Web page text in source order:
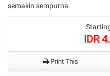
semakin sempurna.
IDR
Print This